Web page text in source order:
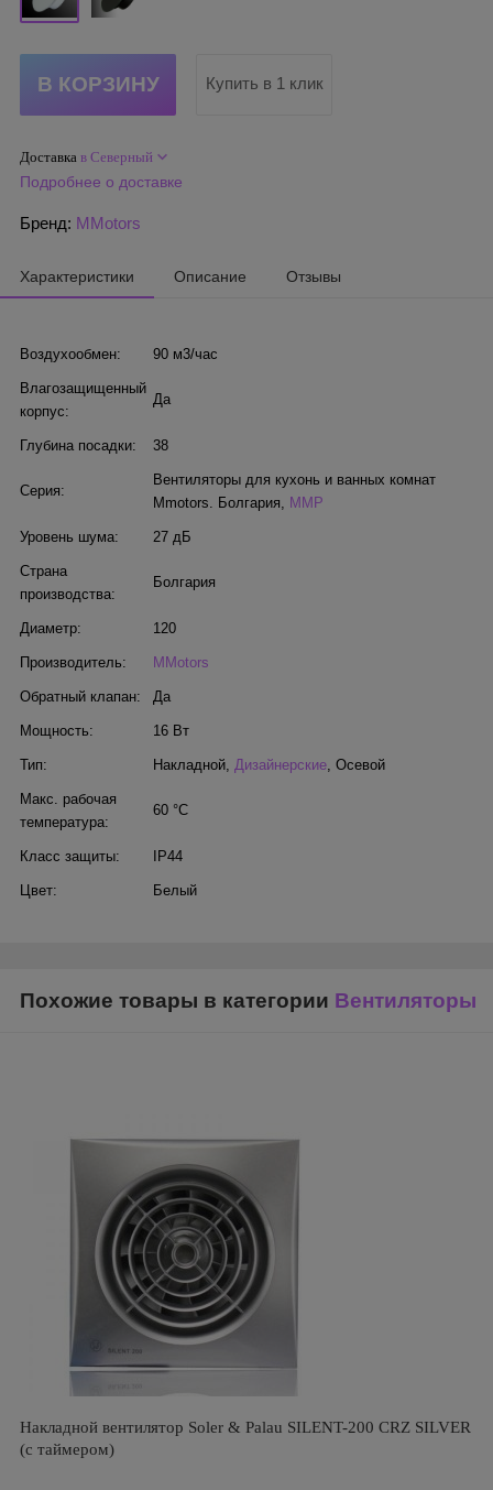
Купить в 1 клик
Доставка в Северный
Подробнее о доставке
Бренд: MMotors
Характеристики Описание Отзывы
Воздухообмен: 90 м3/час
Влагозащищенный
корпус:
Да
Глубина посадки: 38
Серия:
Вентиляторы для кухонь и ванных комнат
Mmotors. Болгария, MMP
Уровень шума: 27 дБ
Страна
производства:
Болгария
Диаметр: 120
Производитель: MMotors
Обратный клапан: Да
Мощность: 16 Вт
Тип: Накладной, Дизайнерские, Осевой
Макс. рабочая
температура:
60 °С
Класс защиты: IP44
Цвет: Белый
Похожие товары в категории Вентиляторы
Накладной вентилятор Soler & Palau SILENT-200 CRZ SILVER
(с таймером)